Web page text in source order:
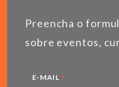
Preencha o
sobre eventos,
E-MAIL *